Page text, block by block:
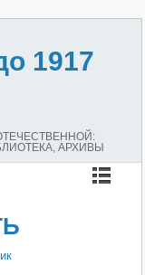
1917
АРХИВЫ